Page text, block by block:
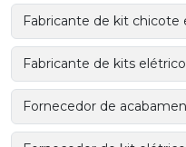
Fabricante de kit chicote
Fabricante de kits
Fornecedor de